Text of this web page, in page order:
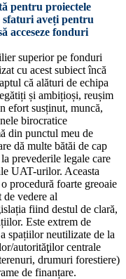
pentru proiectele
sfaturi aveți pentru
acceseze fonduri
superior pe fonduri
cu acest subiect încă
că alături de echipa
și ambițioși, reușim
efort susținut, muncă,
birocratice
din punctul meu de
dă multe bătăi de cap
prevederile legale care
UAT-urilor. Aceasta
procedură foarte greoaie
vedere al
fiind destul de clară,
Este extrem de
spațiilor neutilizate de la
autorităţilor centrale
drumuri forestiere)
de finanțare.